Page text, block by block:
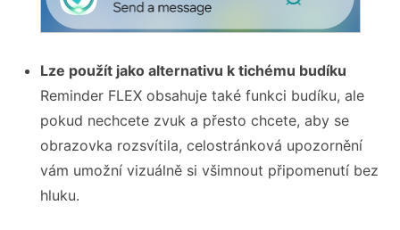
Lze použít jako alternativu k tichému budíku
Reminder FLEX obsahuje také funkci budíku, ale
pokud nechcete zvuk a přesto chcete, aby se
obrazovka rozsvítila, celostránková upozornění
vám umožní vizuálně si všimnout připomenutí bez
hluku.